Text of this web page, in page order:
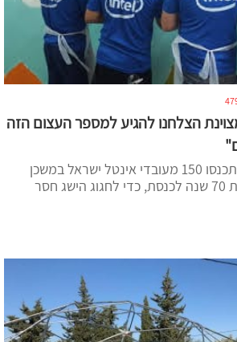
הצלחנו להגיע למספר העצום הזה
בט"ו בשבט האחרון התכנסו 150 מעובדי אינטל ישראל במשכן
הכנסת, כחלק מחגיגות 70 שנה לכנסת, כדי לחגוג הישג חסר